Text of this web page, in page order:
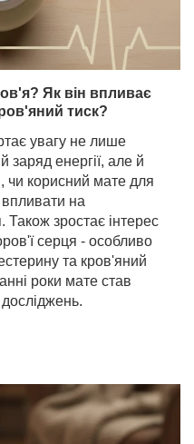
Як він впливає
тиск?
увагу не лише
енергії, але й
чи корисний мате для
на
зростає інтерес
серця - особливо
та кров'яний
роки мате став